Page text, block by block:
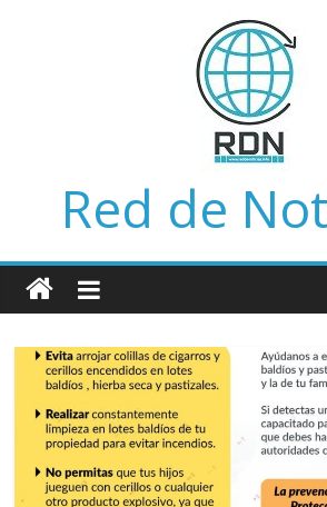
Red de